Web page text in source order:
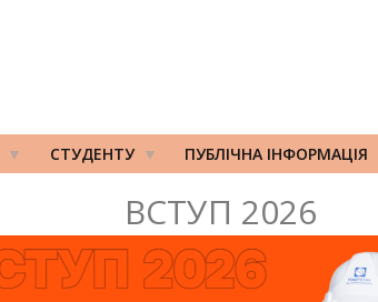
СТУДЕНТУ ПУБЛІЧНА ІНФОРМАЦІЯ
ВСТУП 2026